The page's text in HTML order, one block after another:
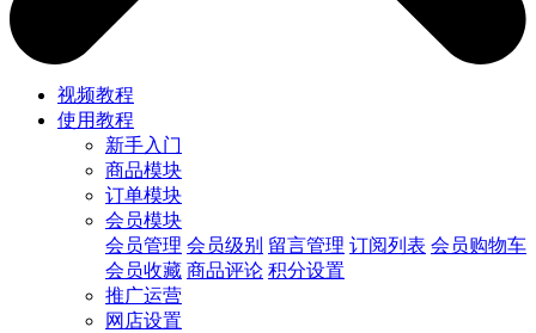
视频教程
使用教程
新手入门
商品模块
订单模块
会员模块
会员管理 会员级别 留言管理 订阅列表 会员购物车
会员收藏 商品评论 积分设置
推广运营
网店设置